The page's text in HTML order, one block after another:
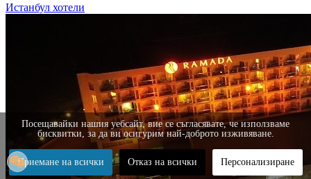
Истанбул хотели
Посещавайки нашия уебсайт, вие се съгласявате, че използваме
бисквитки, за да ви осигурим най-доброто изживяване.
Приемане на всички Отказ на всички Персонализиране